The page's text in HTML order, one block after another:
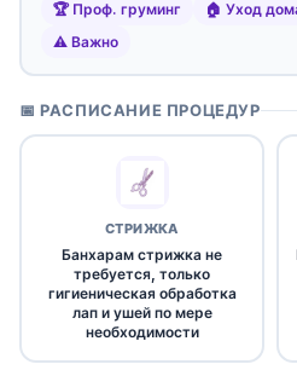
🏆 Проф. груминг
🏠 Уход
⚠️ Важно
📅 РАСПИСАНИЕ ПРОЦЕДУР
СТРИЖКА
Банхарам стрижка не
требуется, только
гигиеническая обработка
лап и ушей по мере
необходимости